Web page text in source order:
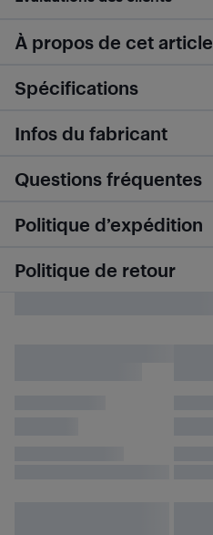
À propos de cet article
Spécifications
Infos du fabricant
Questions fréquentes
Politique d’expédition
Politique de retour